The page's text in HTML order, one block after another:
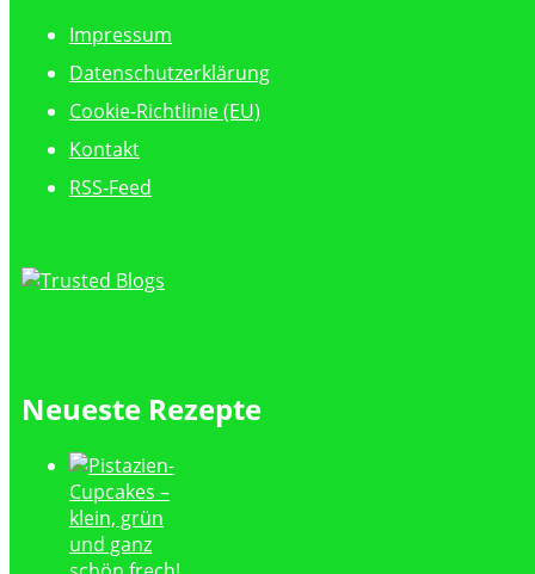
Impressum
Datenschutzerklärung
Cookie-Richtlinie (EU)
Kontakt
RSS-Feed
Neueste Rezepte